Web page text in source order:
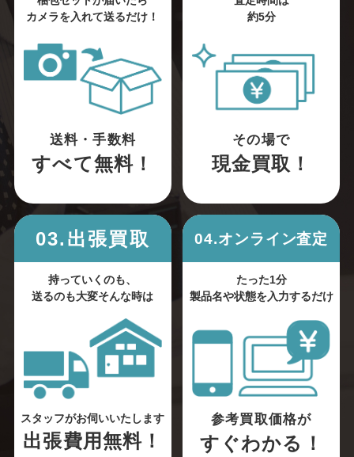
カメラを入れて送るだけ！
送料・手数料
すべて無料！
約5分
その場で
現金買取！
03.出張買取
持っていくのも、
送るのも大変そんな時は
スタッフがお伺いいたします
出張費用無料！
04.オンライン査定
たった1分
製品名や状態を入力するだけ
参考買取価格が
すぐわかる！